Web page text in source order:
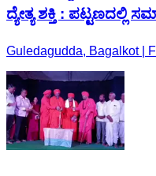
ದ್ಯೇತ್ಯ ಶಕ್ತಿ : ಪಟ್ಟಣದಲ್ಲಿ
Guledagudda, Bagalkot |